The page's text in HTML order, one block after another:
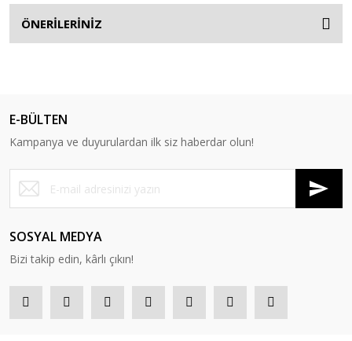
ÖNERİLERİNİZ
E-BÜLTEN
Kampanya ve duyurulardan ilk siz haberdar olun!
SOSYAL MEDYA
Bizi takip edin, kârlı çıkın!